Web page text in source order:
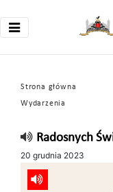
Strona główna
Wydarzenia
Radosnych
20 grudnia 2023